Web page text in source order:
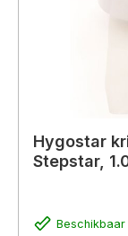
Hygostar
Stepstar,
Beschikbaar